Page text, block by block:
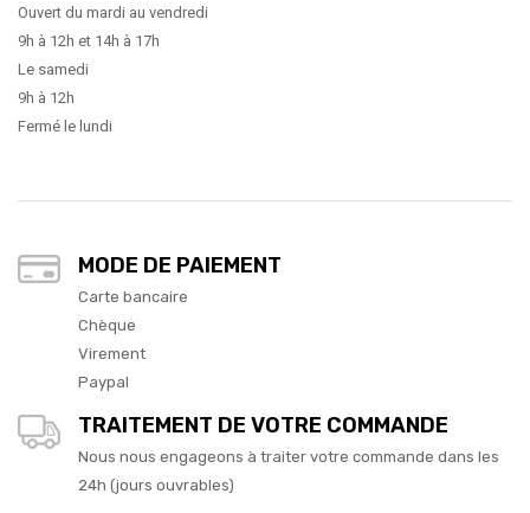
Ouvert du mardi au vendredi
9h à 12h et 14h à 17h
Le samedi
9h à 12h
Fermé le lundi
MODE DE PAIEMENT
Carte bancaire
Chèque
Virement
Paypal
TRAITEMENT DE VOTRE COMMANDE
Nous nous engageons à traiter votre commande dans les
24h (jours ouvrables)